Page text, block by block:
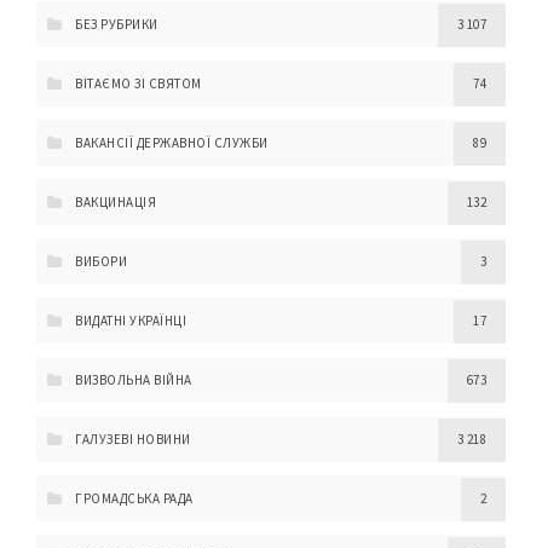
БЕЗ РУБРИКИ 3 107
ВІТАЄМО ЗІ СВЯТОМ 74
ВАКАНСІЇ ДЕРЖАВНОЇ СЛУЖБИ 89
ВАКЦИНАЦІЯ 132
ВИБОРИ 3
ВИДАТНІ УКРАЇНЦІ 17
ВИЗВОЛЬНА ВІЙНА 673
ГАЛУЗЕВІ НОВИНИ 3 218
ГРОМАДСЬКА РАДА 2